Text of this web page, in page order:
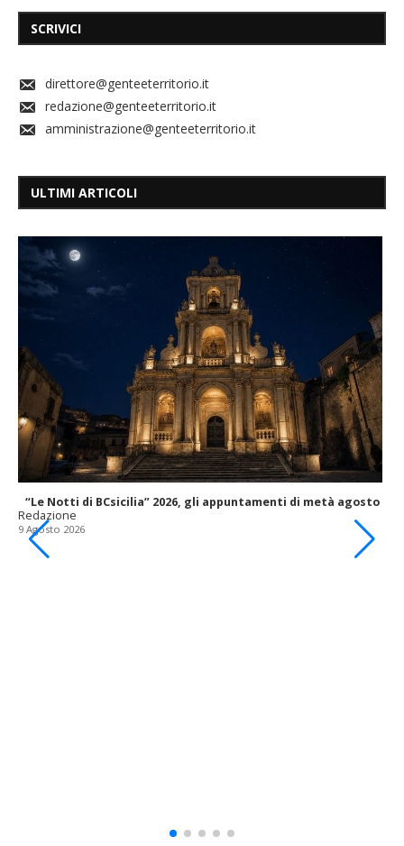
SCRIVICI
direttore@genteeterritorio.it
redazione@genteeterritorio.it
amministrazione@genteeterritorio.it
ULTIMI ARTICOLI
“Le Notti di BCsicilia” 2026, gli appuntamenti di metà agosto
Redazione
9 Agosto 2026